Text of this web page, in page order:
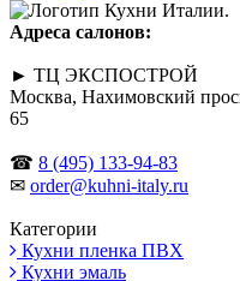
Адреса салонов:
► ТЦ ЭКСПОСТРОЙ
Москва, Нахимовский
65
☎ 8 (495) 133-94-83
✉ order@kuhni-italy.ru
Категории
Кухни пленка ПВХ
Кухни эмаль